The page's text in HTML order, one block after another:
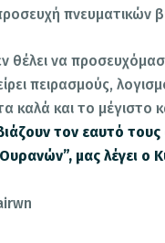
πνευματικών
θέλει να
πειρασμούς,
καλά και το μέγιστο
τον εαυτό
μας λέγει ο